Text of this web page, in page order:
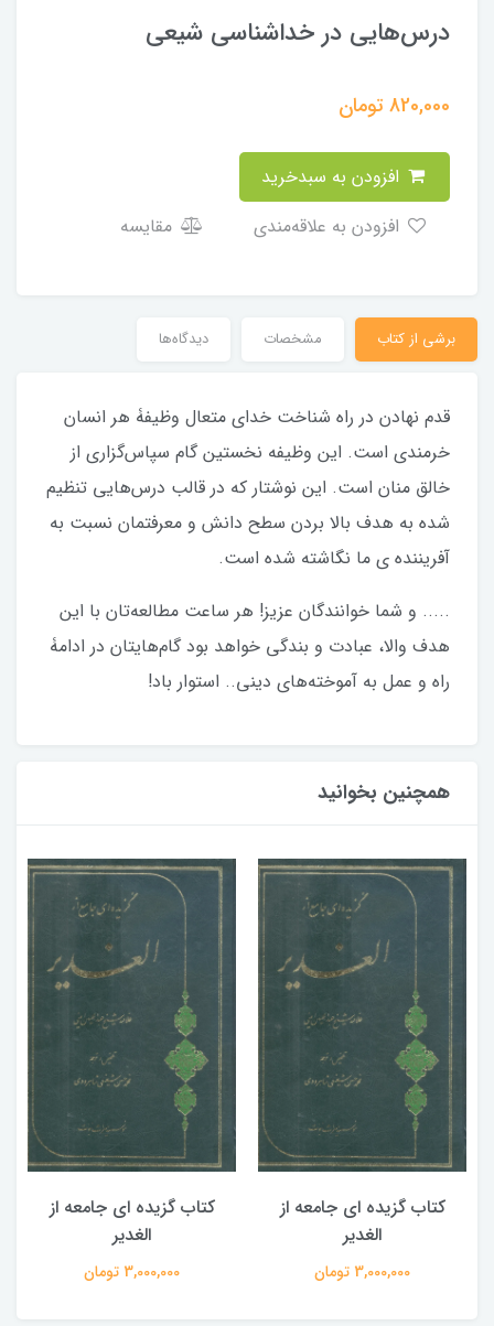
درس‌هایی در خداشناسی شیعی
820,000تومان
مقایسه
برشی از کتاب مشخصات دیدگاه‌ها
قدم نهادن در راه شناخت خدای متعال وظیفۀ هر انسان
خرمندی است. این وظیفه نخستین گام سپاس‌گزاری از
خالق منان است. این نوشتار که در قالب درس‌هایی تنظیم
شده به هدف بالا بردن سطح دانش و معرفتمان نسبت به
آفریننده ی ما نگاشته شده است.
..... و شما خوانندگان عزیز! هر ساعت مطالعه‌تان با این
هدف والا، عبادت و بندگی خواهد بود گام‌هایتان در ادامۀ
راه و عمل به آموخته‌های دینی.. استوار باد!
همچنین بخوانید
کتاب گزیده ای جامعه از
الغدیر
3,000,000 تومان
کتاب گزیده ای جامعه از
الغدیر
3,000,000 تومان